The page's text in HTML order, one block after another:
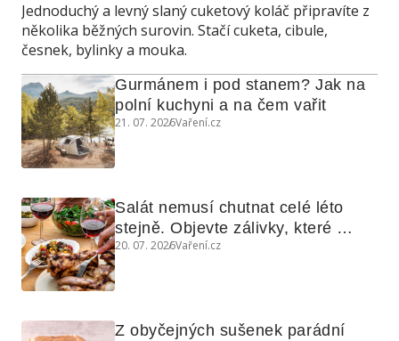
Jednoduchý a levný slaný cuketový koláč připravíte z
několika běžných surovin. Stačí cuketa, cibule,
česnek, bylinky a mouka.
Gurmánem i pod stanem? Jak na
polní kuchyni a na čem vařit
21. 07. 2026Vaření.cz
Salát nemusí chutnat celé léto
stejně. Objevte zálivky, které
využijete i na maso, nudle nebo
20. 07. 2026Vaření.cz
Z obyčejných sušenek parádní